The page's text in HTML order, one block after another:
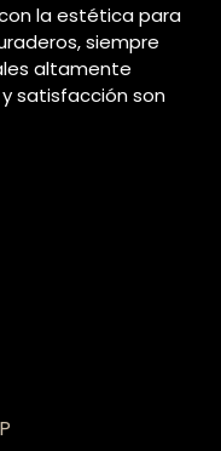
la estética para
siempre
altamente
satisfacción son